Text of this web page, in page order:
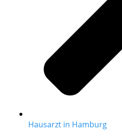
Hausarzt in Hamburg